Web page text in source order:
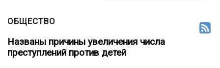
ОБЩЕСТВО
Названы причины увеличения числа
преступлений против детей